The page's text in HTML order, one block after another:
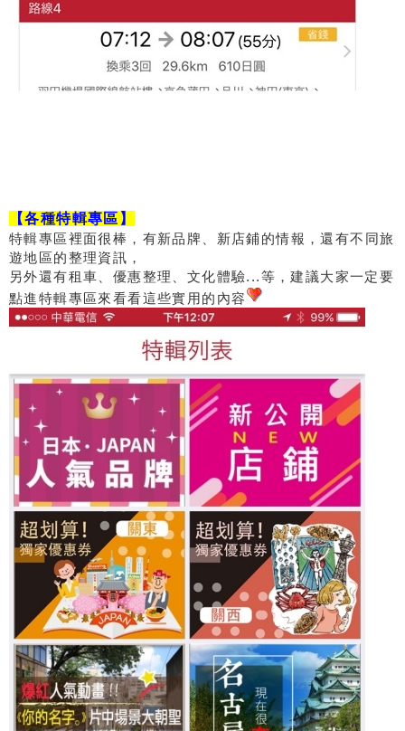
【各種特輯專區】
特輯專區裡面很棒，有新品牌、新店鋪的情報，還有不同旅
遊地區的整理資訊，
另外還有租車、優惠整理、文化體驗...等，建議大家一定要
點進特輯專區來看看這些實用的內容